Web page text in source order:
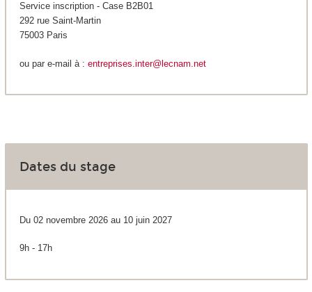
Service inscription - Case B2B01
292 rue Saint-Martin
75003 Paris
ou par e-mail à : entreprises.inter@lecnam.net
Dates du stage
Du 02 novembre 2026 au 10 juin 2027
9h - 17h